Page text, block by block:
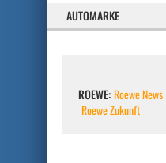
AUTOMARKE
ROEWE:Roewe News
Roewe Zukunft